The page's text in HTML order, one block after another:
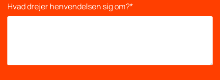
Hvad drejer henvendelsen sig om?*